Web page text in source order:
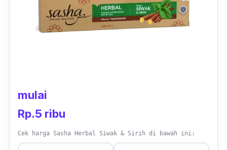
mulai
Rp.5 ribu
Cek harga Sasha Herbal Siwak & Sirih di bawah ini: